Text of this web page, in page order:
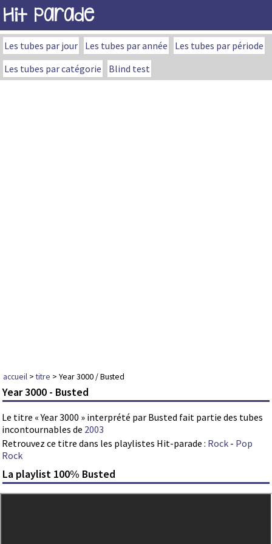
Hit Parade
Les tubes par jour Les tubes par année
Les tubes par période
Les tubes par catégorie
Blind test
accueil >titre > Year 3000 / Busted
Year 3000 - Busted
Le titre « Year 3000 » interprété par Busted fait partie des tubes
incontournables de 2003
Retrouvez ce titre dans les playlistes Hit-parade : Rock - Pop
Rock
La playlist 100% Busted